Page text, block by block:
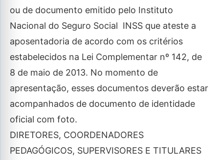
ou de documento emitido pelo Instituto
Nacional do Seguro Social ­ INSS que ateste a
aposentadoria de acordo com os critérios
estabelecidos na Lei Complementar nº 142, de
8 de maio de 2013. No momento de
apresentação, esses documentos deverão estar
acompanhados de documento de identidade
oficial com foto.
DIRETORES, COORDENADORES
PEDAGÓGICOS, SUPERVISORES E TITULARES